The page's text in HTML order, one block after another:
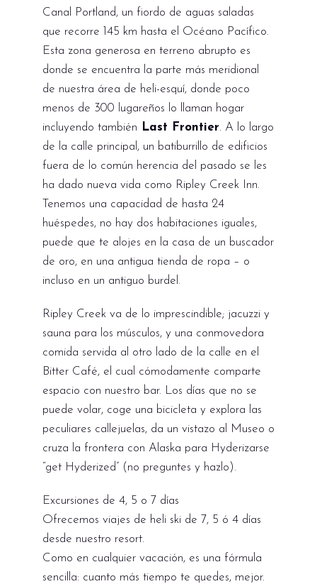
Canal Portland, un fiordo de aguas saladas
que recorre 145 km hasta el Océano Pacífico.
Esta zona generosa en terreno abrupto es
donde se encuentra la parte más meridional
de nuestra área de heli-esquí, donde poco
menos de 300 lugareños lo llaman hogar
incluyendo también Last Frontier. A lo largo
de la calle principal, un batiburrillo de edificios
fuera de lo común herencia del pasado se les
ha dado nueva vida como Ripley Creek Inn.
Tenemos una capacidad de hasta 24
huéspedes, no hay dos habitaciones iguales,
puede que te alojes en la casa de un buscador
de oro, en una antigua tienda de ropa – o
incluso en un antiguo burdel.
Ripley Creek va de lo imprescindible; jacuzzi y
sauna para los músculos, y una conmovedora
comida servida al otro lado de la calle en el
Bitter Café, el cual cómodamente comparte
espacio con nuestro bar. Los días que no se
puede volar, coge una bicicleta y explora las
peculiares callejuelas, da un vistazo al Museo o
cruza la frontera con Alaska para Hyderizarse
“get Hyderized” (no preguntes y hazlo).
Excursiones de 4, 5 o 7 días
Ofrecemos viajes de heli ski de 7, 5 ó 4 días
desde nuestro resort.
Como en cualquier vacación, es una fórmula
sencilla: cuanto más tiempo te quedes, mejor.